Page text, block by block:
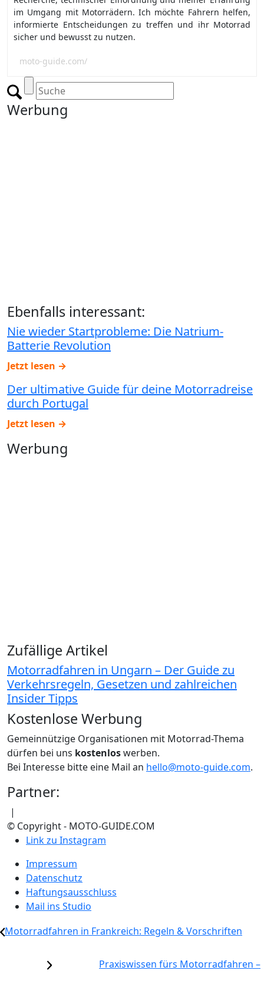
im Umgang mit Motorrädern. Ich möchte Fahrern helfen,
informierte Entscheidungen zu treffen und ihr Motorrad
sicher und bewusst zu nutzen.
moto-guide.com/
Werbung
Ebenfalls interessant:
Nie wieder Startprobleme: Die Natrium-
Batterie Revolution
Jetzt lesen →
Der ultimative Guide für deine Motorradreise
durch Portugal
Jetzt lesen →
Werbung
Zufällige Artikel
Motorradfahren in Ungarn – Der Guide zu
Verkehrsregeln, Gesetzen und zahlreichen
Insider Tipps
Kostenlose Werbung
Gemeinnützige Organisationen mit Motorrad-Thema
dürfen bei uns kostenloswerben.
Bei Interesse bitte eine Mail an hello@moto-guide.com.
Partner:
|
© Copyright - MOTO-GUIDE.COM
Link zu Instagram
Impressum
Datenschutz
Haftungsausschluss
Mail ins Studio
Motorradfahren in Frankreich: Regeln & Vorschriften
Praxiswissen fürs Motorradfahren –